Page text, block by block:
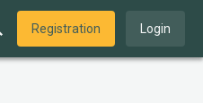
Registration Login